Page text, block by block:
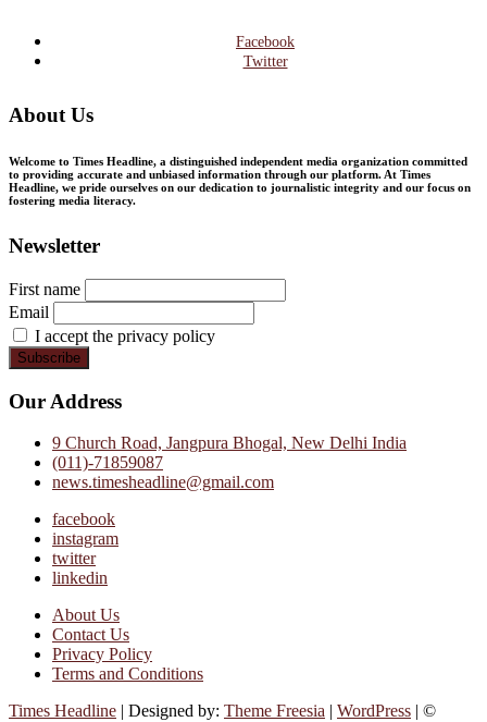
Facebook
Twitter
About Us
Welcome to Times Headline, a distinguished independent media organization committed
to providing accurate and unbiased information through our platform. At Times
Headline, we pride ourselves on our dedication to journalistic integrity and our focus on
fostering media literacy.
Newsletter
First name
Email
I accept the privacy policy
Our Address
9 Church Road, Jangpura Bhogal, New Delhi India
(011)-71859087
news.timesheadline@gmail.com
facebook
instagram
twitter
linkedin
About Us
Contact Us
Privacy Policy
Terms and Conditions
Times Headline | Designed by: Theme Freesia | WordPress | ©